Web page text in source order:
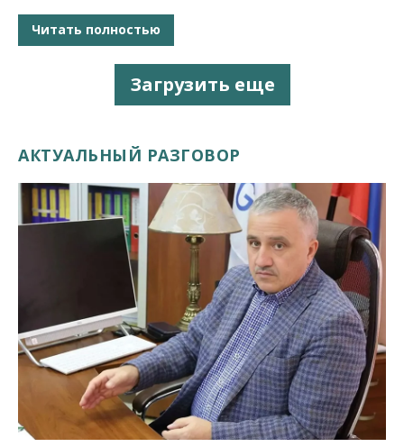
Читать полностью
Загрузить еще
АКТУАЛЬНЫЙ РАЗГОВОР